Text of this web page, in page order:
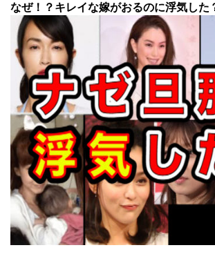
なぜ！？キレイな嫁がおるのに浮気した